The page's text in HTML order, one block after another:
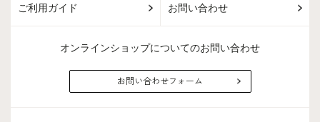
ご利用ガイド お問い合わせ
オンラインショップについてのお問い合わせ
お問い合わせフォーム